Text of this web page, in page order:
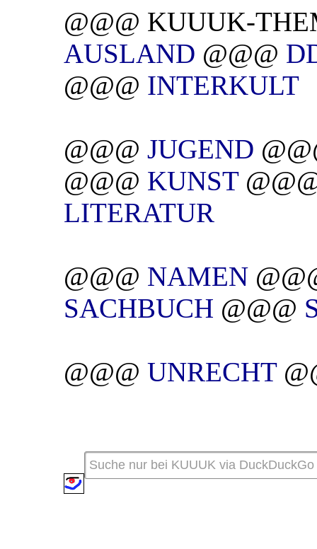
@@@ KUUUK-
AUSLAND @@@
@@@ INTERKULT
@@@ JUGEND
@@@ KUNST
LITERATUR
@@@ NAMEN
SACHBUCH @@@
@@@ UNRECHT